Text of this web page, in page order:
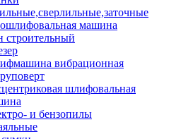
машина
строительный
вибрационная
шлифовальная
и бензопилы